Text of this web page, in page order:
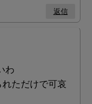
返信
わ
ただけで可哀